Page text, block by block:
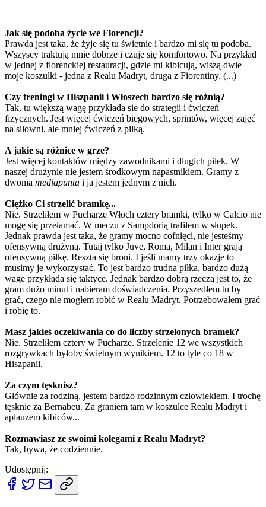
Jak się podoba życie we Florencji?
Prawda jest taka, że żyje się tu świetnie i bardzo mi się tu podoba.
Wszyscy traktują mnie dobrze i czuje się komfortowo. Na przykład
w jednej z florenckiej restauracji, gdzie mi kibicują, wiszą dwie
moje koszulki - jedna z Realu Madryt, druga z Fiorentiny. (...)
Czy treningi w Hiszpanii i Włoszech bardzo się różnią?
Tak, tu większą wagę przykłada sie do strategii i ćwiczeń
fizycznych. Jest więcej ćwiczeń biegowych, sprintów, więcej zajęć
na siłowni, ale mniej ćwiczeń z piłką.
A jakie są różnice w grze?
Jest więcej kontaktów między zawodnikami i długich piłek. W
naszej drużynie nie jestem środkowym napastnikiem. Gramy z
dwoma mediapunta i ja jestem jednym z nich.
Ciężko Ci strzelić bramkę...
Nie. Strzeliłem w Pucharze Włoch cztery bramki, tylko w Calcio nie
mogę się przełamać. W meczu z Sampdorią trafiłem w słupek.
Jednak prawda jest taka, że gramy mocno cofnięci, nie jesteśmy
ofensywną drużyną. Tutaj tylko Juve, Roma, Milan i Inter grają
ofensywną piłkę. Reszta się broni. I jeśli mamy trzy okazje to
musimy je wykorzystać. To jest bardzo trudna piłka, bardzo dużą
wage przykłada się taktyce. Jednak bardzo dobrą rzeczą jest to, że
gram dużo minut i nabieram doświadczenia. Przyszedłem tu by
grać, czego nie mogłem robić w Realu Madryt. Potrzebowałem grać
i robię to.
Masz jakieś oczekiwania co do liczby strzelonych bramek?
Nie. Strzeliłem cztery w Pucharze. Strzelenie 12 we wszystkich
rozgrywkach byłoby świetnym wynikiem. 12 to tyle co 18 w
Hiszpanii.
Za czym tęsknisz?
Głównie za rodziną, jestem bardzo rodzinnym człowiekiem. I trochę
tęsknie za Bernabeu. Za graniem tam w koszulce Realu Madryt i
aplauzem kibiców...
Rozmawiasz ze swoimi kolegami z Realu Madryt?
Tak, bywa, że codziennie.
Udostępnij: